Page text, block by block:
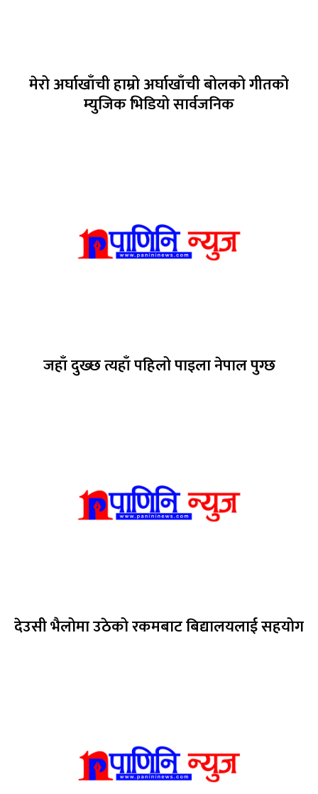
मेरो अर्घाखाँची हाम्रो अर्घाखाँची बोलको गीतको
म्युजिक भिडियो सार्वजनिक
जहाँ दुख्छ त्यहाँ पहिलो पाइला नेपाल पुग्छ
देउसी भैलोमा उठेको रकमबाट बिद्यालयलाई सहयोग